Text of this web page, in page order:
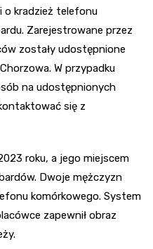
o kradzież telefonu
Zarejestrowane przez
zostały udostępnione
W przypadku
na udostępnionych
się z
roku, a jego miejscem
Dwoje mężczyzn
komórkowego. System
zapewnił obraz